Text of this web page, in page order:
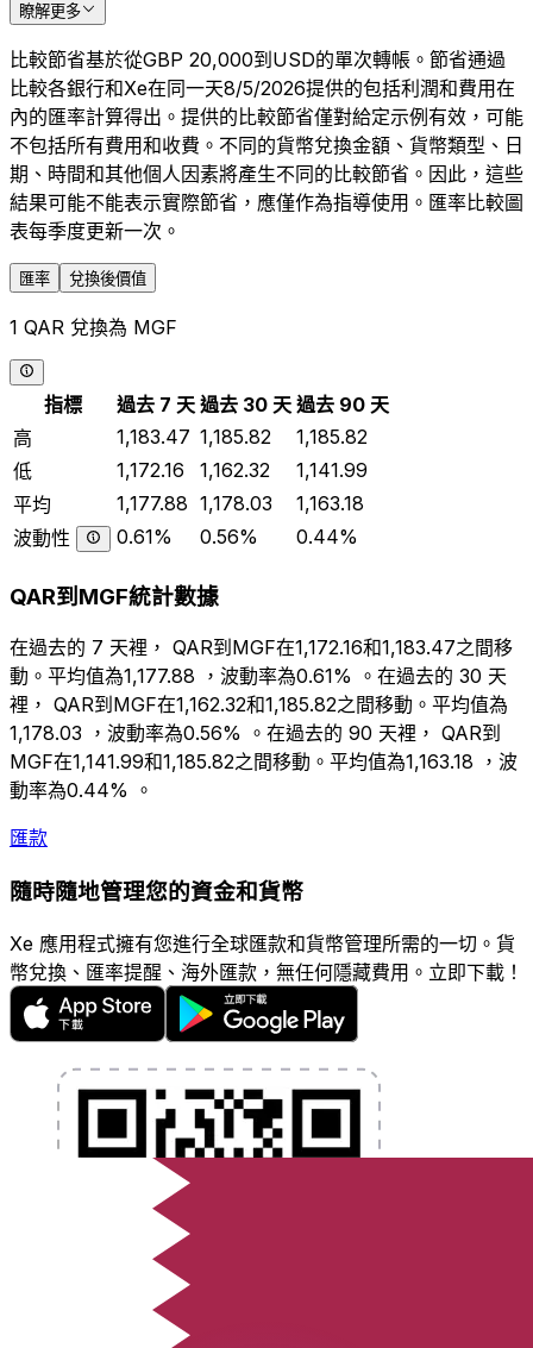
瞭解更多
比較節省基於從GBP 20,000到USD的單次轉帳。節省通過
比較各銀行和Xe在同一天8/5/2026提供的包括利潤和費用在
內的匯率計算得出。提供的比較節省僅對給定示例有效，可能
不包括所有費用和收費。不同的貨幣兌換金額、貨幣類型、日
期、時間和其他個人因素將產生不同的比較節省。因此，這些
結果可能不能表示實際節省，應僅作為指導使用。匯率比較圖
表每季度更新一次。
匯率 兌換後價值
1 QAR 兌換為 MGF
指標 過去 7 天 過去 30 天 過去 90 天
高
1,183.47 1,185.82
1,185.82
低
1,172.16 1,162.32
1,141.99
平均
1,177.88 1,178.03
1,163.18
波動性
0.61% 0.56% 0.44%
QAR到MGF統計數據
在過去的 7 天裡， QAR到MGF在1,172.16和1,183.47之間移
動。平均值為1,177.88 ，波動率為0.61% 。在過去的 30 天
裡， QAR到MGF在1,162.32和1,185.82之間移動。平均值為
1,178.03 ，波動率為0.56% 。在過去的 90 天裡， QAR到
MGF在1,141.99和1,185.82之間移動。平均值為1,163.18 ，波
動率為0.44% 。
匯款
隨時隨地管理您的資金和貨幣
Xe 應用程式擁有您進行全球匯款和貨幣管理所需的一切。貨
幣兌換、匯率提醒、海外匯款，無任何隱藏費用。立即下載！